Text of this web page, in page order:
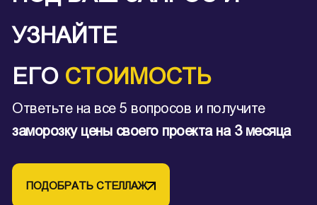
УЗНАЙТЕ
ЕГО СТОИМОСТЬ
Ответьте на все 5 вопросов и получите
заморозку цены своего проекта на 3 месяца
ПОДОБРАТЬ СТЕЛЛАЖ